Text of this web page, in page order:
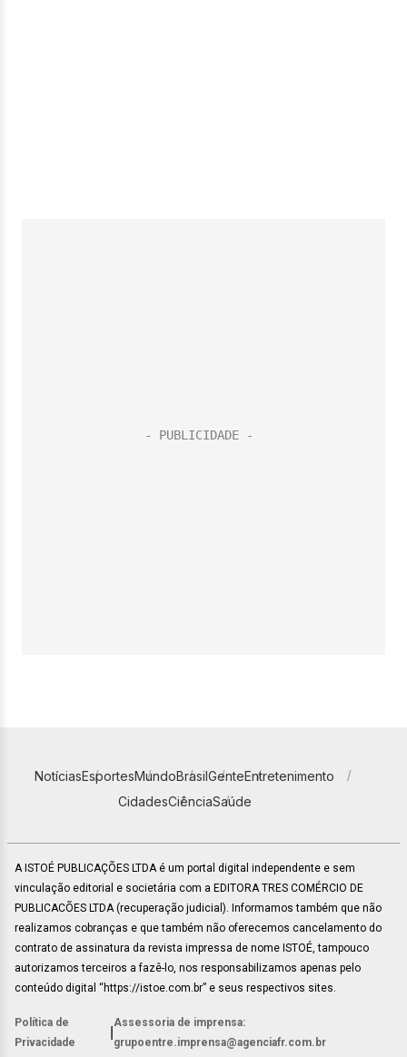
NotíciasEsportesMundoBrasilGenteEntretenimento
CidadesCiênciaSaúde
A ISTOÉ PUBLICAÇÕES LTDA é um portal digital independente e sem
vinculação editorial e societária com a EDITORA TRES COMÉRCIO DE
PUBLICACÕES LTDA (recuperação judicial). Informamos também que não
realizamos cobranças e que também não oferecemos cancelamento do
contrato de assinatura da revista impressa de nome ISTOÉ, tampouco
autorizamos terceiros a fazê-lo, nos responsabilizamos apenas pelo
conteúdo digital “https://istoe.com.br” e seus respectivos sites.
Política de
Privacidade
Assessoria de imprensa:
grupoentre.imprensa@agenciafr.com.br